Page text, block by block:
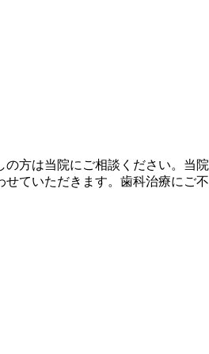
方は当院にご相談ください。当
ていただきます。歯科治療にご